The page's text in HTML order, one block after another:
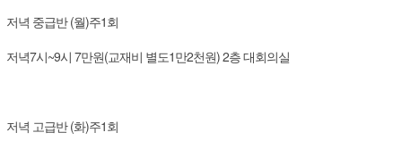
저녁 중급반 (월)주1회
저녁7시~9시 7만원(교재비 별도1만2천원)2층 대회의실
저녁 고급반 (화)주1회